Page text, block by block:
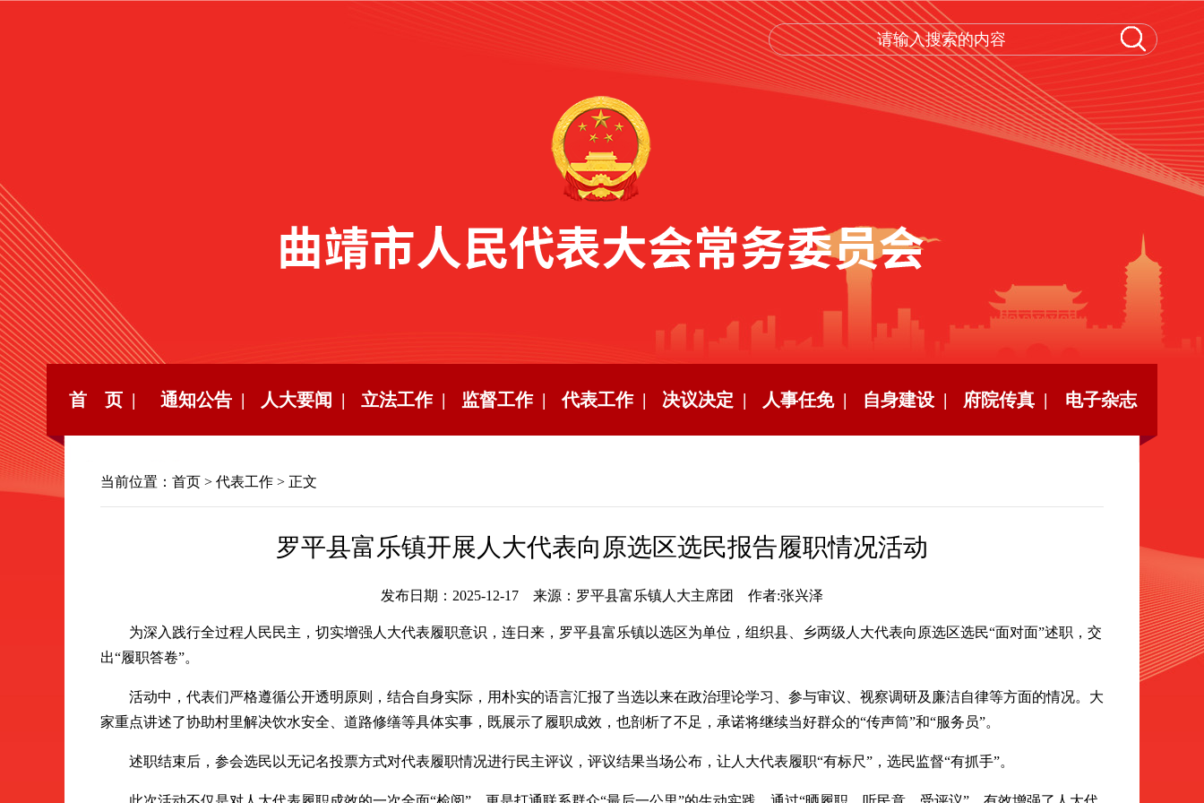
首 页 | 通知公告 | 人大要闻 | 立法工作 | 监督工作 | 代表工作 | 决议决定 | 人事任免 | 自身建设 | 府院传真 | 电子杂志
当前位置： 首页 > 代表工作 > 正文
罗平县富乐镇开展人大代表向原选区选民报告履职情况活动
发布日期：2025-12-17 来源：罗平县富乐镇人大主席团 作者:张兴泽
为深入践行全过程人民民主，切实增强人大代表履职意识，连日来，罗平县富乐镇以选区为单位，组织县、乡两级人大代表向原选区选民“面对面”述职，交
出“履职答卷”。
活动中，代表们严格遵循公开透明原则，结合自身实际，用朴实的语言汇报了当选以来在政治理论学习、参与审议、视察调研及廉洁自律等方面的情况。大
家重点讲述了协助村里解决饮水安全、道路修缮等具体实事，既展示了履职成效，也剖析了不足，承诺将继续当好群众的“传声筒”和“服务员”。
述职结束后，参会选民以无记名投票方式对代表履职情况进行民主评议，评议结果当场公布，让人大代表履职“有标尺”，选民监督“有抓手”。